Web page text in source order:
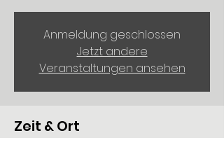
Anmeldung geschlossen
Jetzt andere
Veranstaltungen ansehen
Zeit & Ort